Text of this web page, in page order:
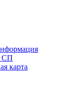
СП
карта